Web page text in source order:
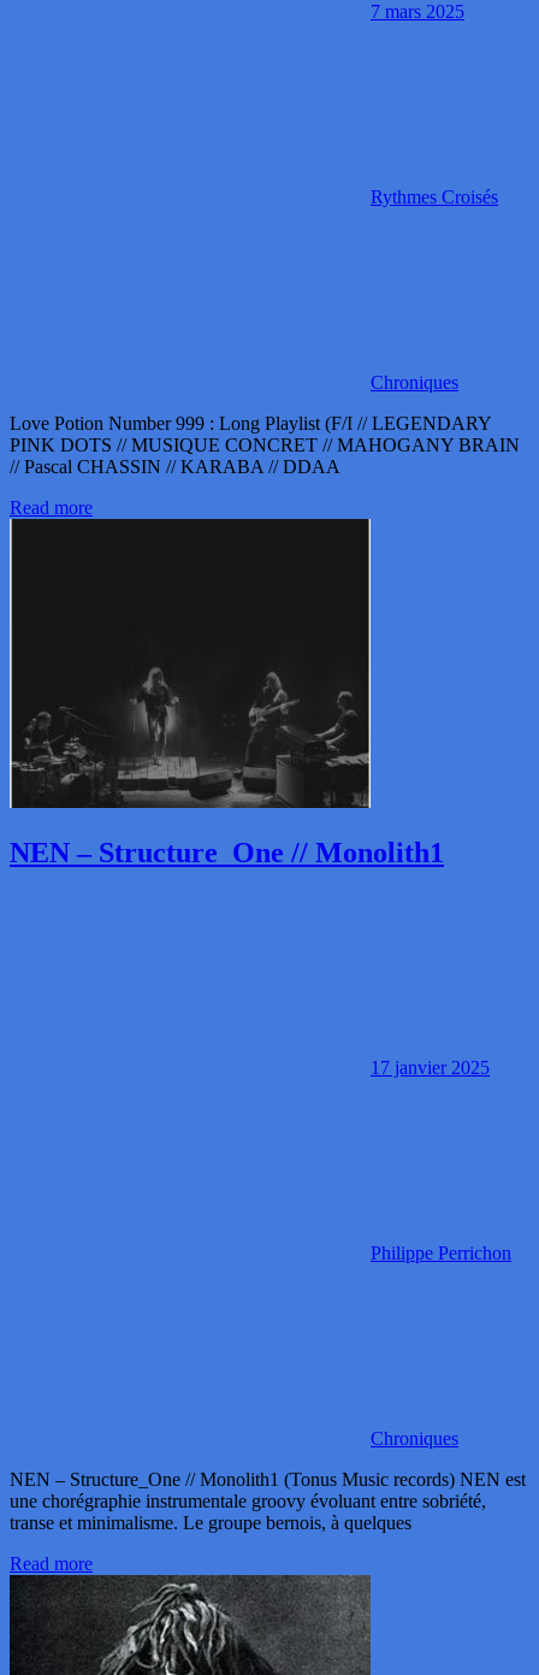
7 mars 2025
Rythmes Croisés
Chroniques
Love Potion Number 999 : Long Playlist (F/I // LEGENDARY
PINK DOTS // MUSIQUE CONCRET // MAHOGANY BRAIN
// Pascal CHASSIN // KARABA // DDAA
Read more
NEN – Structure_One // Monolith1
17 janvier 2025
Philippe Perrichon
Chroniques
NEN – Structure_One // Monolith1 (Tonus Music records) NEN est
une chorégraphie instrumentale groovy évoluant entre sobriété,
transe et minimalisme. Le groupe bernois, à quelques
Read more